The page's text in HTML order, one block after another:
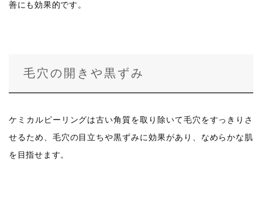
善にも効果的です。
毛穴の開きや黒ずみ
ケミカルピーリングは古い角質を取り除いて毛穴をすっきりさ
せるため、毛穴の目立ちや黒ずみに効果があり、なめらかな肌
を目指せます。